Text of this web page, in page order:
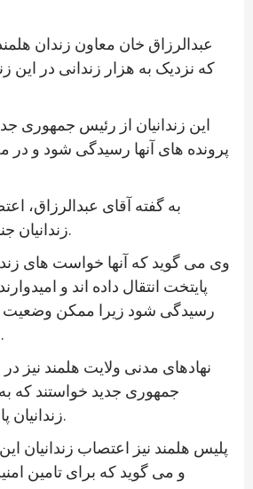
عبدالرزاق خان معاون زندان
که نزدیک به هزار زندانی در این
این زندانیان از رئیس جمهوری
پرونده های آنها رسیدگی شود و
به گفته آقای عبدالرزاق،
زندانیان جنایی و سیاسی است.
وی می گوید که آنها خواست های
پایتخت انتقال داده اند و
رسیدگی شود زیرا ممکن وضعیت
زندانیان خراب شود.
نهادهای مدنی ولایت هلمند نیز
جمهوری جدید خواستند که
زندانیان پاسخ مثبت داده شود.
پلیس هلمند نیز اعتصاب زندانیان
و می گوید که برای تامین